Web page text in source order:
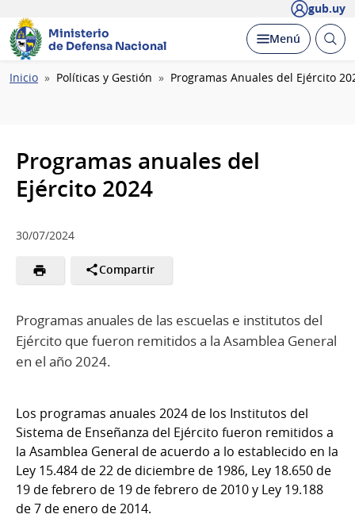
gub.uy
Ministerio
de Defensa Nacional
Desplegar
Menú Abrir
Ruta
Inicio Políticas y Gestión Programas Anuales del Ejército
Programas anuales del
Ejército 2024
30/07/2024
Compartir
Programas anuales de las escuelas e institutos del
Ejército que fueron remitidos a la Asamblea General
en el año 2024.
Los programas anuales 2024 de los Institutos del
Sistema de Enseñanza del Ejército fueron remitidos a
la Asamblea General de acuerdo a lo establecido en la
Ley 15.484 de 22 de diciembre de 1986, Ley 18.650 de
19 de febrero de 19 de febrero de 2010 y Ley 19.188
de 7 de enero de 2014.